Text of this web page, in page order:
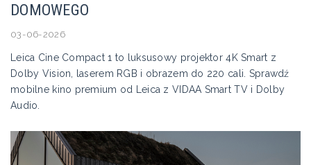
DOMOWEGO
03-06-2026
Leica Cine Compact 1 to luksusowy projektor 4K Smart z
Dolby Vision, laserem RGB i obrazem do 220 cali. Sprawdź
mobilne kino premium od Leica z VIDAA Smart TV i Dolby
Audio.